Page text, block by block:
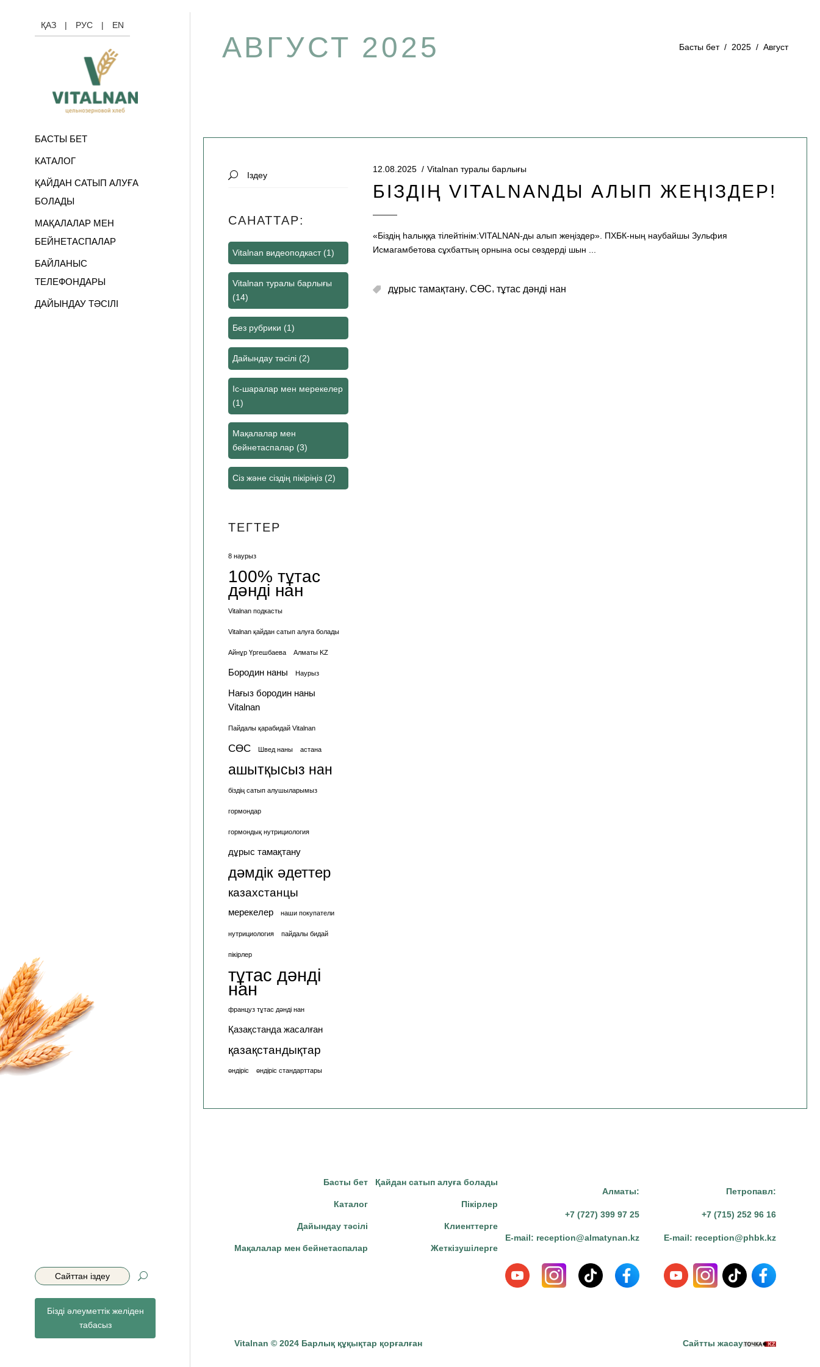
ҚАЗ | РУС | EN
БАСТЫ БЕТ
КАТАЛОГ
ҚАЙДАН САТЫП АЛУҒА
БОЛАДЫ
МАҚАЛАЛАР МЕН
БЕЙНЕТАСПАЛАР
БАЙЛАНЫС
ТЕЛЕФОНДАРЫ
ДАЙЫНДАУ ТӘСІЛІ
Search
Бізді әлеуметтік желіден
табасыз
АВГУСТ 2025 Басты бет/ 2025/ Август
12.08.2025 Vitalnan туралы барлығы
БІЗДІҢ VITALNANДЫ АЛЫП ЖЕҢІЗДЕР!
«Біздің һалыққа тілейтінім:VITALNAN-ды алып жеңіздер». ПХБК-ның наубайшы Зульфия
Исмагамбетова сұхбаттың орнына осы сөздерді шын
дұрыс тамақтану, СӨС, тұтас дәнді нан
Search
for:
САНАТТАР:
Vitalnan видеоподкаст(1)
Vitalnan туралы барлығы
(14)
Без рубрики (1)
Дайындау тәсілі (2)
Іс-шаралар мен мерекелер
(1)
Мақалалар мен
бейнетаспалар (3)
Сіз және сіздің пікіріңіз (2)
ТЕГТЕР
8 наурыз
100% тұтас
дәнді нан
Vitalnan подкасты
Vitalnan қайдан сатып алуға болады
Айнұр Үргешбаева Алматы KZ
Бородин наны Наурыз
Нағыз бородин наны
Vitalnan
Пайдалы қарабидай Vitalnan
СӨС Швед наны астана
ашытқысыз нан
біздің сатып алушыларымыз
гормондар
гормондық нутрициология
дұрыс тамақтану
дәмдік әдеттер
казахстанцы
мерекелер наши покупатели
нутрициология пайдалы бидай
пікірлер
тұтас дәнді
нан
француз тұтас дәнді нан
Қазақстанда жасалған
қазақстандықтар
өндіріс өндіріс стандарттары
Басты бет
Каталог
Дайындау тәсілі
Мақалалар мен бейнетаспалар
Қайдан сатып алуға болады
Пікірлер
Клиенттерге
Жеткізушілерге
Алматы:
+7 (727) 399 97 25
E-mail: reception@almatynan.kz
Петропавл:
+7 (715) 252 96 16
E-mail: reception@phbk.kz
Vitalnan © 2024 Барлық құқықтар қорғалған Сайтты жасау